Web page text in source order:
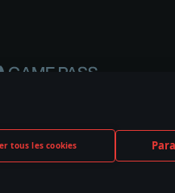
tous les cookies
tout fabricant d’armes ou de